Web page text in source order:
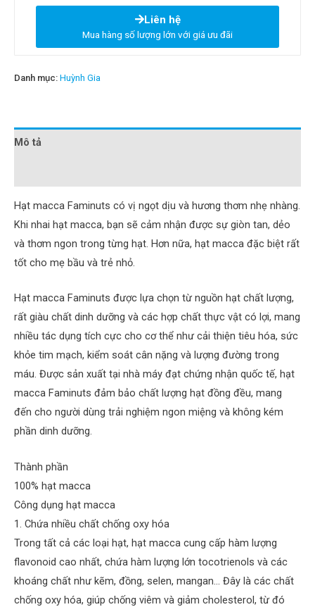
Liên hệ
Mua hàng số lượng lớn với giá ưu đãi
Danh mục: Huỳnh Gia
Mô tả
Hạt macca Faminuts có vị ngọt dịu và hương thơm nhẹ nhàng.
Khi nhai hạt macca, bạn sẽ cảm nhận được sự giòn tan, dẻo
và thơm ngon trong từng hạt. Hơn nữa, hạt macca đặc biệt rất
tốt cho mẹ bầu và trẻ nhỏ.
Hạt macca Faminuts được lựa chọn từ nguồn hạt chất lượng,
rất giàu chất dinh dưỡng và các hợp chất thực vật có lợi, mang
nhiều tác dụng tích cực cho cơ thể như cải thiện tiêu hóa, sức
khỏe tim mạch, kiểm soát cân nặng và lượng đường trong
máu. Được sản xuất tại nhà máy đạt chứng nhận quốc tế, hạt
macca Faminuts đảm bảo chất lượng hạt đồng đều, mang
đến cho người dùng trải nghiệm ngon miệng và không kém
phần dinh dưỡng.
Thành phần
100% hạt macca
Công dụng hạt macca
1. Chứa nhiều chất chống oxy hóa
Trong tất cả các loại hạt, hạt macca cung cấp hàm lượng
flavonoid cao nhất, chứa hàm lượng lớn tocotrienols và các
khoáng chất như kẽm, đồng, selen, mangan… Đây là các chất
chống oxy hóa, giúp chống viêm và giảm cholesterol, từ đó